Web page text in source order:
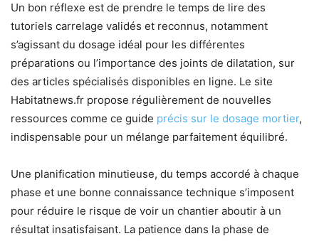
Un bon réflexe est de prendre le temps de lire des
tutoriels carrelage validés et reconnus, notamment
s’agissant du dosage idéal pour les différentes
préparations ou l’importance des joints de dilatation, sur
des articles spécialisés disponibles en ligne. Le site
Habitatnews.fr propose régulièrement de nouvelles
ressources comme ce guide précis sur le dosage mortier,
indispensable pour un mélange parfaitement équilibré.
Une planification minutieuse, du temps accordé à chaque
phase et une bonne connaissance technique s’imposent
pour réduire le risque de voir un chantier aboutir à un
résultat insatisfaisant. La patience dans la phase de